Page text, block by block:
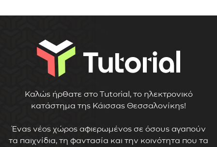
Καλώς ήρθατε στο Tutorial, το ηλεκτρονικό
κατάστημα της Κάισσας Θεσσαλονίκης!
Ένας νέος χώρος αφιερωμένος σε όσους αγαπούν
τα παιχνίδια, τη φαντασία και την κοινότητα που τα